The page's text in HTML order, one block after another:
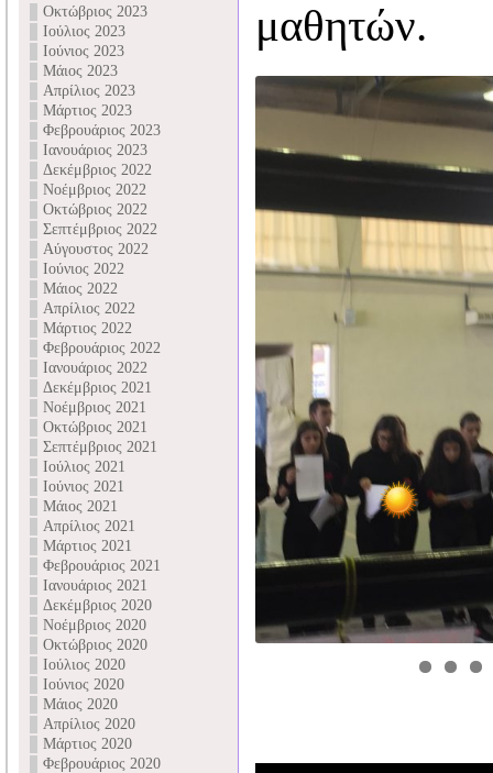
Οκτώβριος 2023
Ιούλιος 2023
Ιούνιος 2023
Μάιος 2023
Απρίλιος 2023
Μάρτιος 2023
Φεβρουάριος 2023
Ιανουάριος 2023
Δεκέμβριος 2022
Νοέμβριος 2022
Οκτώβριος 2022
Σεπτέμβριος 2022
Αύγουστος 2022
Ιούνιος 2022
Μάιος 2022
Απρίλιος 2022
Μάρτιος 2022
Φεβρουάριος 2022
Ιανουάριος 2022
Δεκέμβριος 2021
Νοέμβριος 2021
Οκτώβριος 2021
Σεπτέμβριος 2021
Ιούλιος 2021
Ιούνιος 2021
Μάιος 2021
Απρίλιος 2021
Μάρτιος 2021
Φεβρουάριος 2021
Ιανουάριος 2021
Δεκέμβριος 2020
Νοέμβριος 2020
Οκτώβριος 2020
Ιούλιος 2020
Ιούνιος 2020
Μάιος 2020
Απρίλιος 2020
Μάρτιος 2020
Φεβρουάριος 2020
μαθητών.